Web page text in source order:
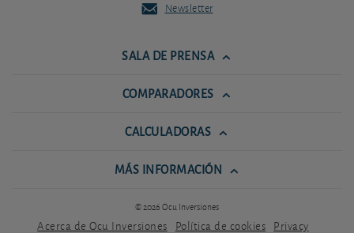
Newsletter
SALA DE PRENSA
COMPARADORES
CALCULADORAS
MÁS INFORMACIÓN
© 2026 Ocu Inversiones
Acerca de Ocu Inversiones Política de cookies Privacy